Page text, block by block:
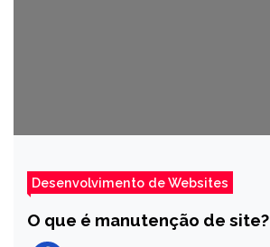
Desenvolvimento de Websites
O que é manutenção de site?